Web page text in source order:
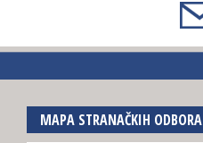
MAPA STRANAČKIH